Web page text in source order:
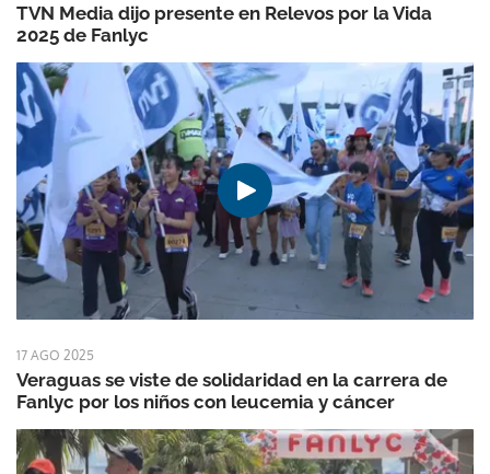
TVN Media dijo presente en Relevos por la Vida
2025 de Fanlyc
17 AGO 2025
Veraguas se viste de solidaridad en la carrera de
Fanlyc por los niños con leucemia y cáncer